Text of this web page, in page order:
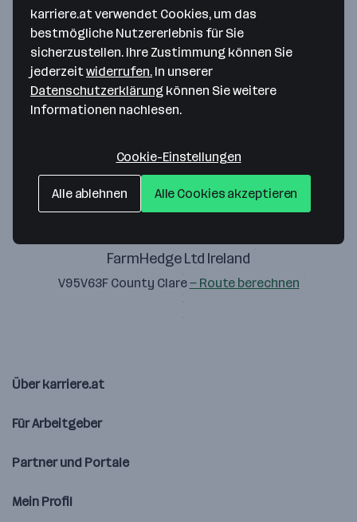
Bitte stimme unseren Cookie-
Richtlinien zu, um diese Karte
anzuzeigen.
FarmHedge Ltd Ireland
V95V63F County Clare— Route berechnen
Über karriere.at
Für Arbeitgeber
Partner und Portale
Mein Profil
karriere.at verwendet Cookies, um das
bestmögliche Nutzererlebnis für Sie
sicherzustellen. Ihre Zustimmung können Sie
jederzeitwiderrufen. In unserer
Datenschutzerklärung können Sie weitere
Informationen nachlesen.
Cookie-Einstellungen
Alle ablehnen Alle Cookies akzeptieren